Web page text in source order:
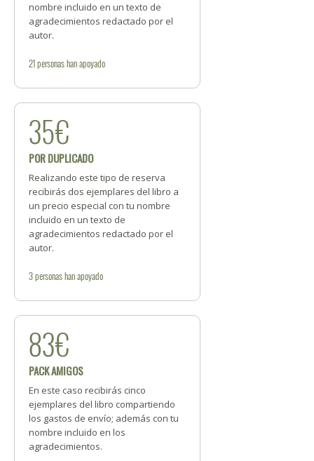
nombre incluido en un texto de
agradecimientos redactado por el
autor.
21personashan apoyado
35€
POR DUPLICADO
Realizando este tipo de reserva
recibirás dos ejemplares del libro a
un precio especial con tu nombre
incluido en un texto de
agradecimientos redactado por el
autor.
3personashan apoyado
83€
PACK AMIGOS
En este caso recibirás cinco
ejemplares del libro compartiendo
los gastos de envío; además con tu
nombre incluido en los
agradecimientos.